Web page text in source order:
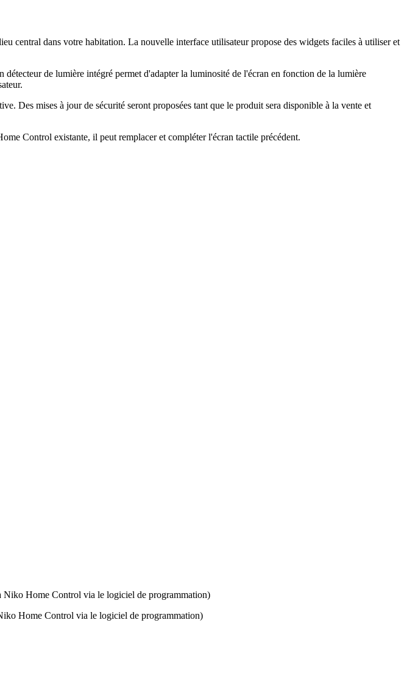
central dans votre habitation. La nouvelle interface utilisateur propose des widgets faciles à utiliser et
de lumière intégré permet d'adapter la luminosité de l'écran en fonction de la lumière
Des mises à jour de sécurité seront proposées tant que le produit sera disponible à la vente et
Control existante, il peut remplacer et compléter l'écran tactile précédent.
Niko Home Control via le logiciel de programmation)
Home Control via le logiciel de programmation)